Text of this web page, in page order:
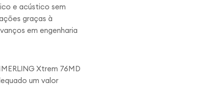
e acústico sem
graças à
em engenharia
Xtrem 76MD
um valor